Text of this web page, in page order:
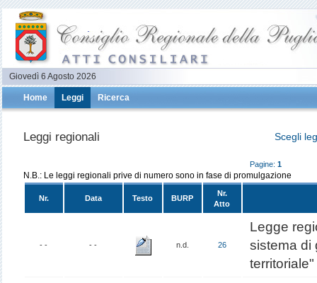
Giovedì 6 Agosto 2026
Home Leggi Ricerca
Scegli
Leggi regionali
Pagine: 1
N.B.: Le leggi regionali prive di numero sono in fase di promulgazione
Nr. Data Testo BURP
Nr.
Atto
- - - - n.d. 26
Legge
sistema di
territoriale"